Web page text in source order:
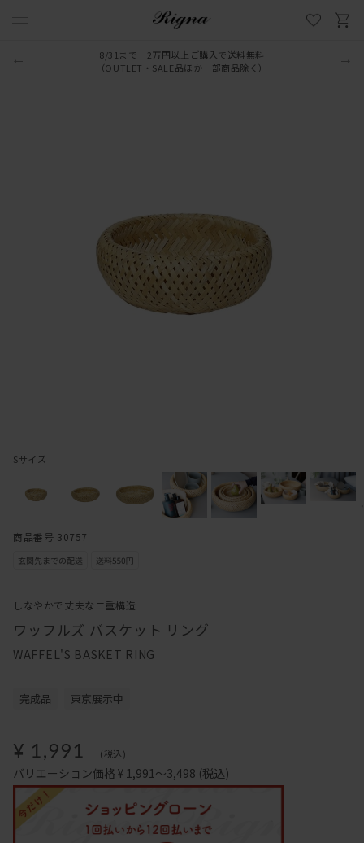
8/31まで 2万円以上ご購入で送料無料
（OUTLET・SALE品ほか一部商品除く）
しなやかで丈夫な二重構造
ワッフルズ バスケット リング
WAFFEL'S BASKET RING
Sサイズ
完成品 東京展示中
¥ 1,991 (税込)
バリエーション価格 ¥ 1,991～3,498 (税込)
商品番号 30757